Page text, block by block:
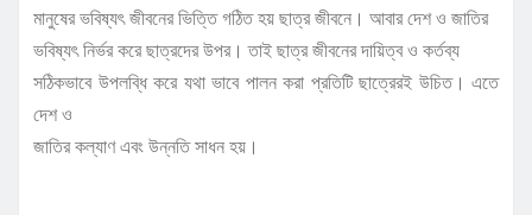
মানুষের ভবিষ্যৎ জীবনের ভিত্তি গঠিত হয় ছাত্র জীবনে। আবার দেশ ও জাতির
ভবিষ্যৎ নির্ভর করে ছাত্রদের উপর। তাই ছাত্র জীবনের দায়িত্ব ও কর্তব্য
সঠিকভাবে উপলব্ধি করে যথা ভাবে পালন করা প্রতিটি ছাত্রেরই উচিত। এতে
দেশ ও
জাতির কল্যাণ এবং উন্নতি সাধন হয়।